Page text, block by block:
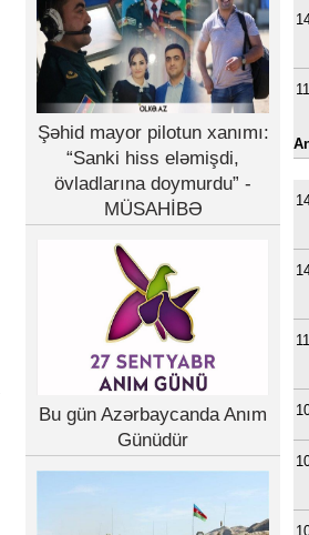
Şəhid mayor pilotun xanımı:
“Sanki hiss eləmişdi,
övladlarına doymurdu” -
MÜSAHİBƏ
Bu gün Azərbaycanda Anım
Günüdür